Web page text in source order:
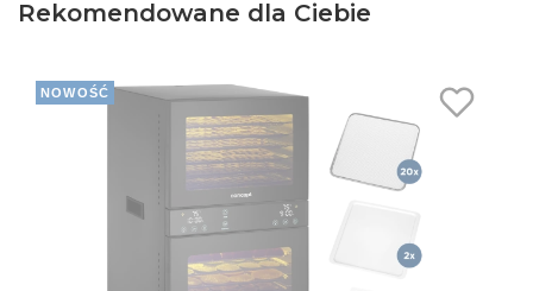
Rekomendowane dla Ciebie
NOWOŚĆ